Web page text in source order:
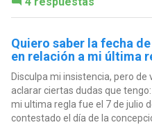
Quiero saber la fecha
en relación a mi última
Disculpa mi insistencia, pero
aclarar ciertas dudas que
mi ultima regla fue el 7 de julio
contestado el día de la